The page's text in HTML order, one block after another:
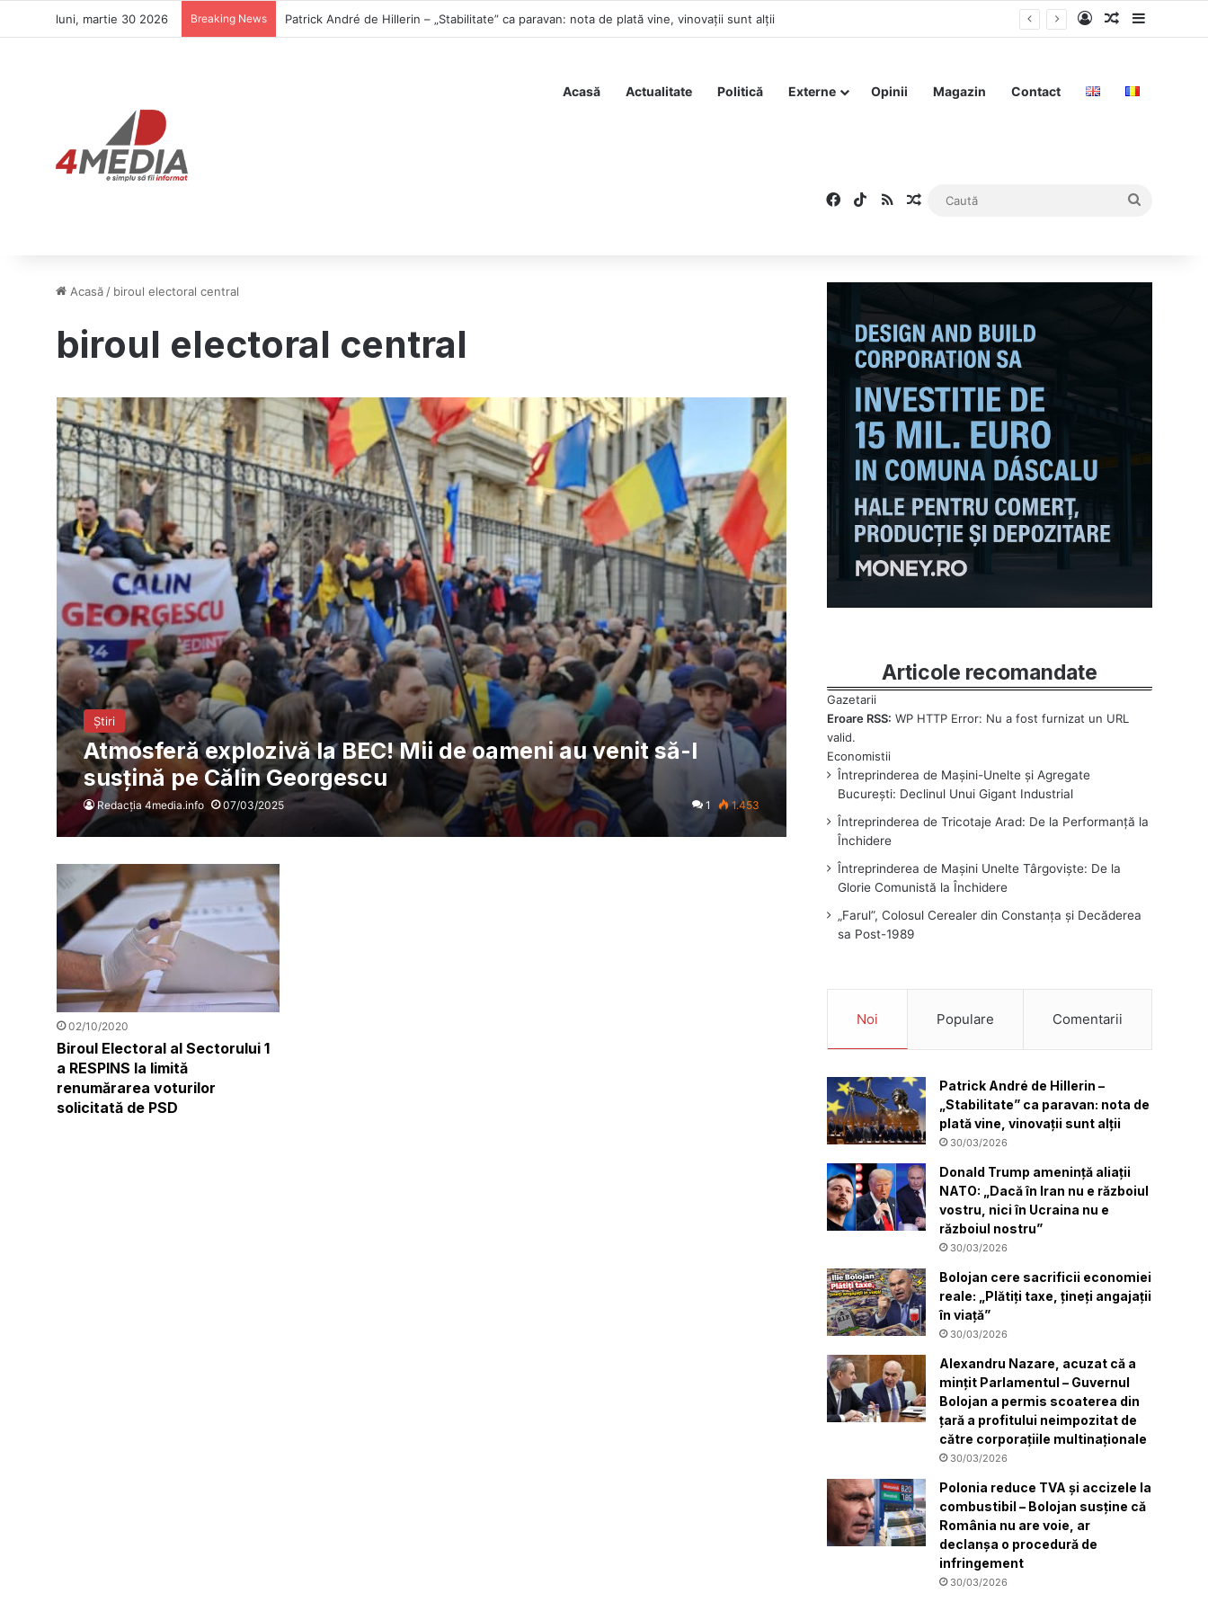
luni, martie 30 2026 Breaking News Patrick André de Hillerin – „Stabilitate” ca paravan: nota de plată vine, vinovații sunt alții Log InArticolSidebar
Acasă Actualitate Politică Externe Opinii Magazin Contact
Facebook
TikTok
RSSArticol aleatoriu
Acasă / biroul electoral central
biroul electoral central
Știri
Atmosferă explozivă la BEC! Mii de oameni au venit să-l
susțină pe Călin Georgescu
Redacția 4media.info 07/03/2025 1 1.453
02/10/2020
Biroul Electoral al Sectorului 1
a RESPINS la limită
renumărarea voturilor
solicitată de PSD
Articole recomandate
Eroare RSS: WP HTTP Error: Nu a fost furnizat un URL
valid.
Întreprinderea de Mașini-Unelte și Agregate
București: Declinul Unui Gigant Industrial
Întreprinderea de Tricotaje Arad: De la Performanță la
Închidere
Întreprinderea de Mașini Unelte Târgoviște: De la
Glorie Comunistă la Închidere
„Farul”, Colosul Cerealer din Constanța și Decăderea
sa Post-1989
Noi Populare Comentarii
Patrick André de Hillerin –
„Stabilitate” ca paravan: nota de
plată vine, vinovații sunt alții
30/03/2026
Donald Trump amenință aliații
NATO: „Dacă în Iran nu e războiul
vostru, nici în Ucraina nu e
războiul nostru”
30/03/2026
Bolojan cere sacrificii economiei
reale: „Plătiți taxe, țineți angajații
în viață”
30/03/2026
Alexandru Nazare, acuzat că a
mințit Parlamentul – Guvernul
Bolojan a permis scoaterea din
țară a profitului neimpozitat de
către corporațiile multinaționale
30/03/2026
Polonia reduce TVA și accizele la
combustibil – Bolojan susține că
România nu are voie, ar
declanșa o procedură de
infringement
30/03/2026